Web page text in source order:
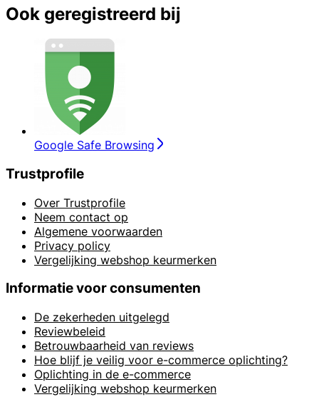
Ook geregistreerd bij
Google Safe Browsing
Trustprofile
Over Trustprofile
Neem contact op
Algemene voorwaarden
Privacy policy
Vergelijking webshop keurmerken
Informatie voor consumenten
De zekerheden uitgelegd
Reviewbeleid
Betrouwbaarheid van reviews
Hoe blijf je veilig voor e-commerce oplichting?
Oplichting in de e-commerce
Vergelijking webshop keurmerken